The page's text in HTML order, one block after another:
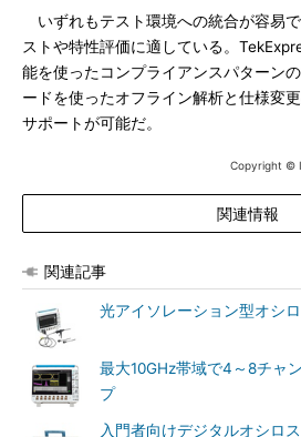
いずれもテスト環境への統合が容易
ストや特性評価に適している。
能を使ったコンプライアンスパターン
ードを使ったオフライン解析と仕様変
サポートが可能だ。
Copyright ©
関連情報
関連記事
光アイソレーション型オシ
最大10GHz帯域で4～8チャ
プ
入門者向けデジタルオシロ